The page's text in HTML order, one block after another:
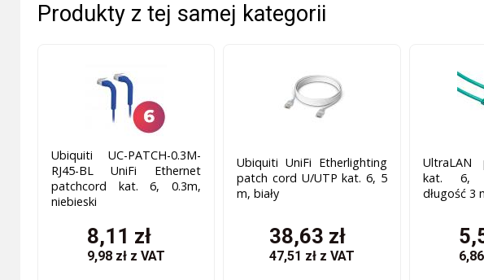
Produkty z tej samej kategorii
Ubiquiti UC-PATCH-0.3M-
RJ45-BL UniFi Ethernet
patchcord kat. 6, 0.3m,
niebieski
8,11 zł
9,98 zł z VAT
Ubiquiti UniFi Etherlighting
patch cord U/UTP kat. 6, 5
m, biały
38,63 zł
47,51 zł z VAT
UltraLAN
kat. 6,
długość 3